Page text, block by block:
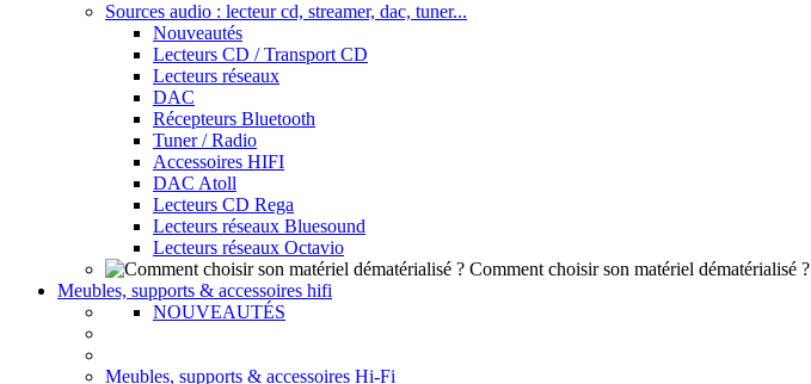
Sources audio : lecteur cd, streamer, dac, tuner...
Nouveautés
Lecteurs CD / Transport CD
Lecteurs réseaux
DAC
Récepteurs Bluetooth
Tuner / Radio
Accessoires HIFI
DAC Atoll
Lecteurs CD Rega
Lecteurs réseaux Bluesound
Lecteurs réseaux Octavio
Comment choisir son matériel dématérialisé ?
Meubles, supports & accessoires hifi
NOUVEAUTÉS
Meubles, supports & accessoires Hi-Fi